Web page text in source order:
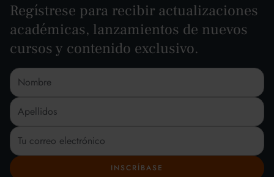
Regístrese para recibir actualizaciones
académicas, lanzamientos de nuevos
cursos y contenido exclusivo.